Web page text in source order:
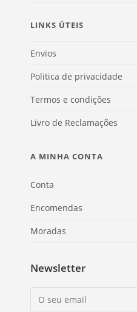
LINKS ÚTEIS
Envios
Politica de privacidade
Termos e condições
Livro de Reclamações
A MINHA CONTA
Conta
Encomendas
Moradas
Newsletter